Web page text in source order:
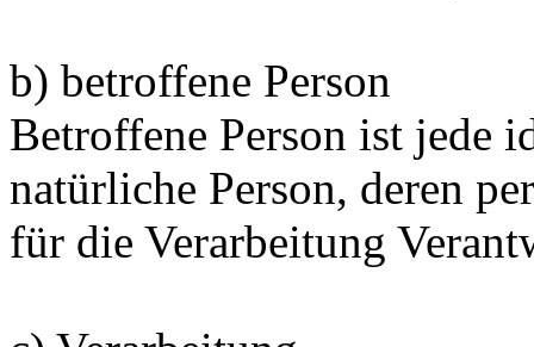
b) betroffene Person
Betroffene Person ist jede
natürliche Person, deren
für die Verarbeitung